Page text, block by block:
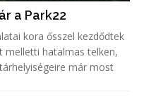
a Park22
kora ősszel kezdődtek
melletti hatalmas telken,
már most